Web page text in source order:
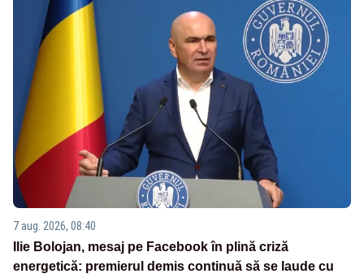
7 aug. 2026, 08:40
Ilie Bolojan, mesaj pe Facebook în plină criză
energetică: premierul demis continuă să se laude cu